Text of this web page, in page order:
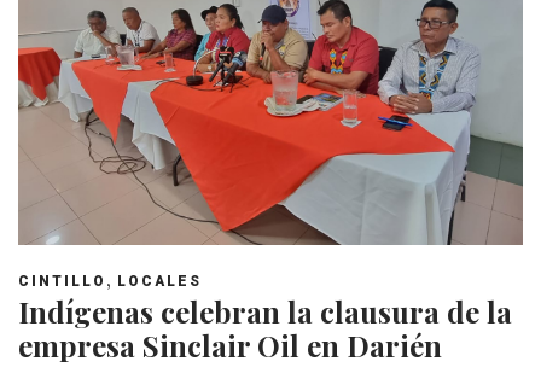
CINTILLO , LOCALES
Indígenas celebran la clausura de la
empresa Sinclair Oil en Darién